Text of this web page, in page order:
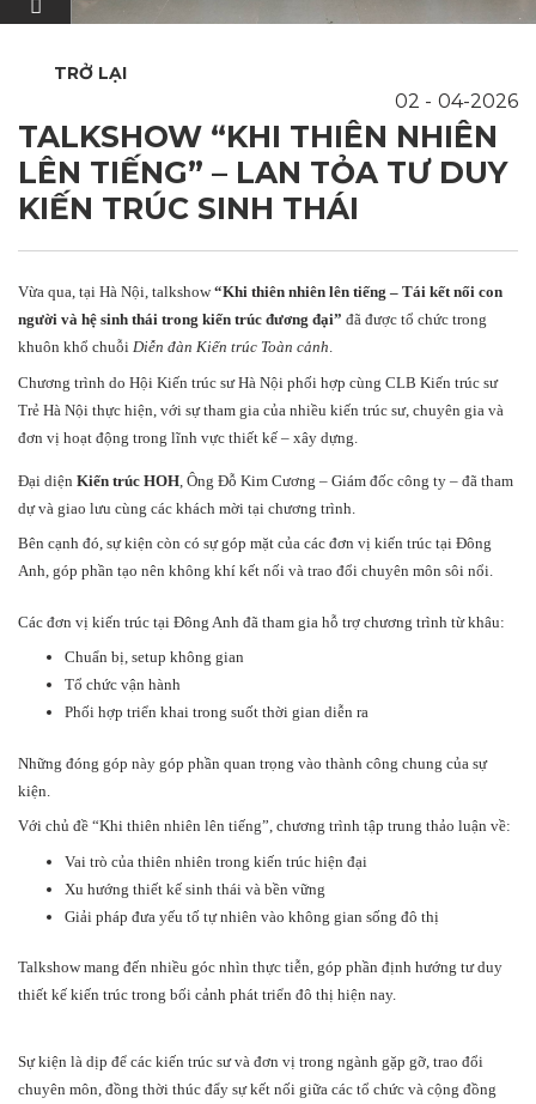
TRỞ LẠI
02 04-2026
TALKSHOW “KHI THIÊN NHIÊN
LÊN TIẾNG” – LAN TỎA TƯ DUY
KIẾN TRÚC SINH THÁI
Vừa qua, tại Hà Nội, talkshow“Khi thiên nhiên lên tiếng – Tái kết nối con
người và hệ sinh thái trong kiến trúc đương đại” đã được tổ chức trong
khuôn khổ chuỗi Diễn đàn Kiến trúc Toàn cảnh.
Chương trình do Hội Kiến trúc sư Hà Nội phối hợp cùng CLB Kiến trúc sư
Trẻ Hà Nội thực hiện, với sự tham gia của nhiều kiến trúc sư, chuyên gia và
đơn vị hoạt động trong lĩnh vực thiết kế – xây dựng.
Đại diện Kiến trúc HOH , Ông Đỗ Kim Cương – Giám đốc công ty – đã tham
dự và giao lưu cùng các khách mời tại chương trình.
Bên cạnh đó, sự kiện còn có sự góp mặt của các đơn vị kiến trúc tại Đông
Anh, góp phần tạo nên không khí kết nối và trao đổi chuyên môn sôi nổi.
Các đơn vị kiến trúc tại Đông Anh đã tham gia hỗ trợ chương trình từ khâu:
Chuẩn bị, setup không gian
Tổ chức vận hành
Phối hợp triển khai trong suốt thời gian diễn ra
Những đóng góp này góp phần quan trọng vào thành công chung của sự
kiện.
Với chủ đề “Khi thiên nhiên lên tiếng”, chương trình tập trung thảo luận về:
Vai trò của thiên nhiên trong kiến trúc hiện đại
Xu hướng thiết kế sinh thái và bền vững
Giải pháp đưa yếu tố tự nhiên vào không gian sống đô thị
Talkshow mang đến nhiều góc nhìn thực tiễn, góp phần định hướng tư duy
thiết kế kiến trúc trong bối cảnh phát triển đô thị hiện nay.
Sự kiện là dịp để các kiến trúc sư và đơn vị trong ngành gặp gỡ, trao đổi
chuyên môn, đồng thời thúc đẩy sự kết nối giữa các tổ chức và cộng đồng